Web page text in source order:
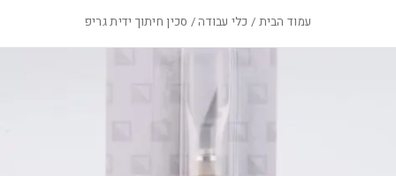
עמוד הבית / כלי עבודה/ סכין חיתוך ידית גריפ